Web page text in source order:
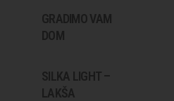
GRADIMO VAM
DOM
SILKA LIGHT –
LAKŠA